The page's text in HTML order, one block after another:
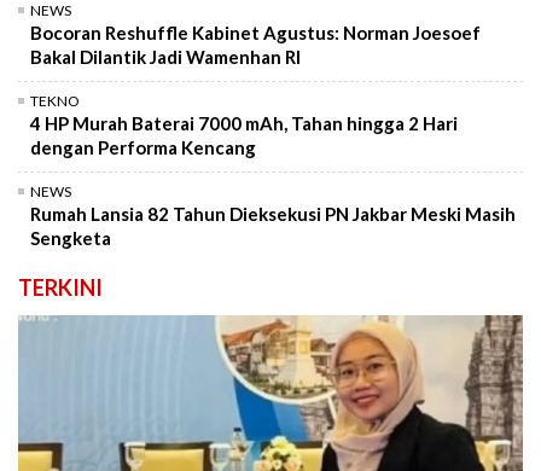
NEWS
Bocoran Reshuffle Kabinet Agustus: Norman Joesoef
Bakal Dilantik Jadi Wamenhan RI
TEKNO
4 HP Murah Baterai 7000 mAh, Tahan hingga 2 Hari
dengan Performa Kencang
NEWS
Rumah Lansia 82 Tahun Dieksekusi PN Jakbar Meski Masih
Sengketa
TERKINI